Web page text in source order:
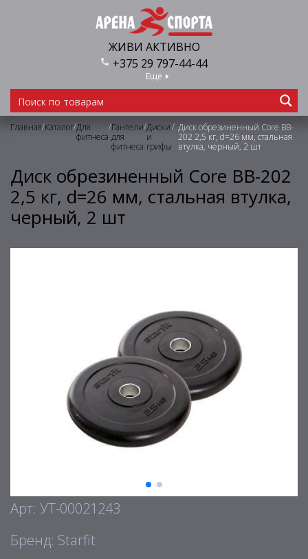
ЖИВИ АКТИВНО
+375 29 797-44-44
Еще
Главная/Каталог/Для
фитнеса
/Гантели
для
фитнеса
/Диски
и
грифы
/ Диск обрезиненный Core BB-
202 2,5 кг, d=26 мм, стальная
втулка, черный, 2 шт
Диск обрезиненный Core BB-202
2,5 кг, d=26 мм, стальная втулка,
черный, 2 шт
Арт: УТ-00021243
Бренд: Starfit